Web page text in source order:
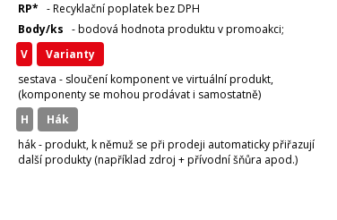
RP* - Recyklační poplatek bez DPH
Body/ks - bodová hodnota produktu v promoakci;
v
varianty
sestava - sloučení komponent ve virtuální produkt,
(komponenty se mohou prodávat i samostatně)
H
hák
hák - produkt, k němuž se při prodeji automaticky přiřazují
další produkty (například zdroj + přívodní šňůra apod.)